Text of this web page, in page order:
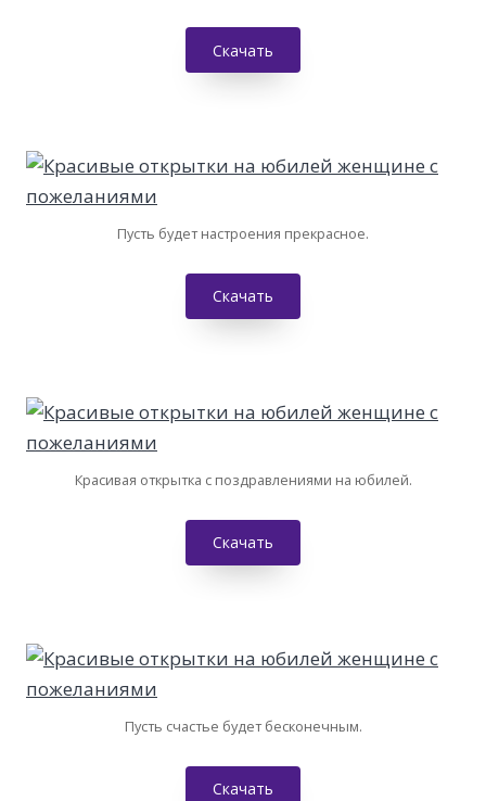
Скачать
Пусть будет настроения прекрасное.
Скачать
Красивая открытка с поздравлениями на юбилей.
Скачать
Пусть счастье будет бесконечным.
Скачать